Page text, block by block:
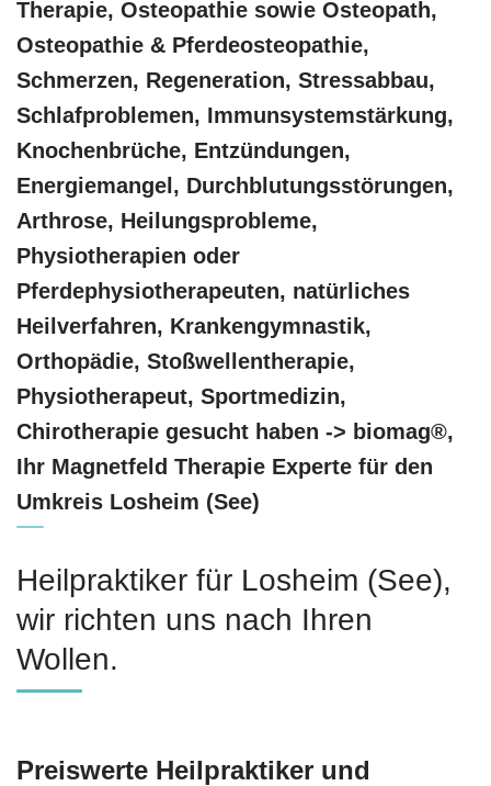
Therapie, Osteopathie sowie Osteopath,
Osteopathie & Pferdeosteopathie,
Schmerzen, Regeneration, Stressabbau,
Schlafproblemen, Immunsystemstärkung,
Knochenbrüche, Entzündungen,
Energiemangel, Durchblutungsstörungen,
Arthrose, Heilungsprobleme,
Physiotherapien oder
Pferdephysiotherapeuten, natürliches
Heilverfahren, Krankengymnastik,
Orthopädie, Stoßwellentherapie,
Physiotherapeut, Sportmedizin,
Chirotherapie gesucht haben -> biomag®,
Ihr Magnetfeld Therapie Experte für den
Umkreis Losheim (See)
Heilpraktiker für Losheim (See),
wir richten uns nach Ihren
Wollen.
Preiswerte Heilpraktiker und